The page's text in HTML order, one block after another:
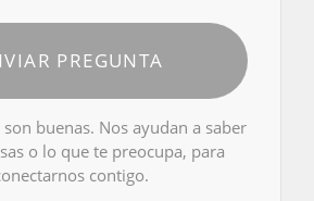
PREGUNTA
buenas. Nos ayudan a saber
o lo que te preocupa, para
contigo.